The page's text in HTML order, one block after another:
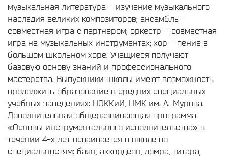
музыкальная литература – изучение музыкального
наследия великих композиторов; ансамбль –
совместная игра с партнером; оркестр – совместная
игра на музыкальных инструментах; хор – пение в
большом школьном хоре. Учащиеся получают
базовую основу знаний и профессионального
мастерства. Выпускники школы имеют возможность
продолжить образование в средних специальных
учебных заведениях: НОККиИ, НМК им. А. Мурова.
Дополнительная общеразвивающая программа
«Основы инструментального исполнительства» в
течении 4-х лет осваивается в школе по
специальностям: баян, аккордеон, домра, гитара,